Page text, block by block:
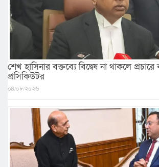
শেখ হাসিনার বক্তব্যে বিদ্বেষ না থাকলে
প্রসিকিউটর
০৪/০৮/২০২৬